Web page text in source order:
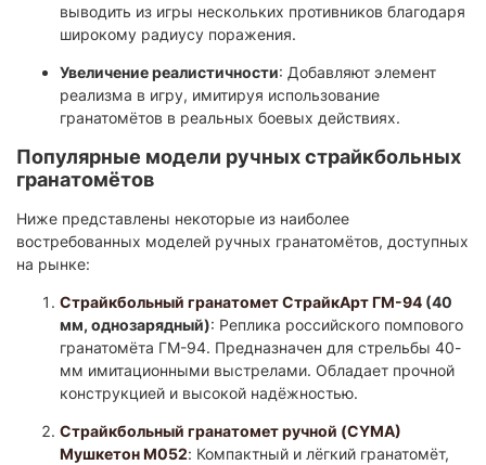
выводить из игры нескольких противников благодаря
широкому радиусу поражения.​
Увеличение реалистичности: Добавляют элемент
реализма в игру, имитируя использование
гранатомётов в реальных боевых действиях.
Популярные модели ручных страйкбольных
гранатомётов
Ниже представлены некоторые из наиболее
востребованных моделей ручных гранатомётов, доступных
на рынке:
Страйкбольный гранатомет СтрайкАрт ГМ-94 (40
мм, однозарядный): Реплика российского помпового
гранатомёта ГМ-94. Предназначен для стрельбы 40-
мм имитационными выстрелами. Обладает прочной
конструкцией и высокой надёжностью.
Страйкбольный гранатомет ручной (CYMA)
Мушкетон M052: Компактный и лёгкий гранатомёт,